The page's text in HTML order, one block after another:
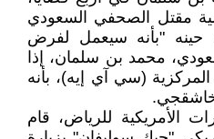
مقتل الصحفي السعودي
"بأنه سيعمل لفرض
محمد بن سلمان، إذا
(سي آي إيه)، بأنه
الأمريكية للرياض، قام